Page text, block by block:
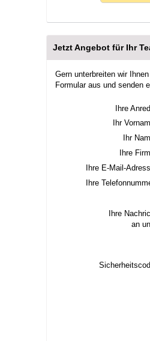
Jetzt Angebot für Ihr
Gern unterbreiten wir
Formular aus und senden
Ihre
Ihr
Ihr
Ihre
Ihre E-Mail-
Ihre
Ihre
an